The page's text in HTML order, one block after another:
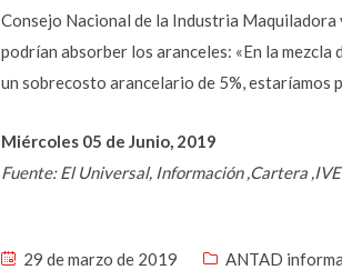
Consejo Nacional de la Industria
podrían absorber los aranceles: «En la
un sobrecosto arancelario de 5%,
Miércoles 05 de Junio, 2019
Fuente: El Universal, Información ,Cartera
29 de marzo de 2019 ANTAD informa